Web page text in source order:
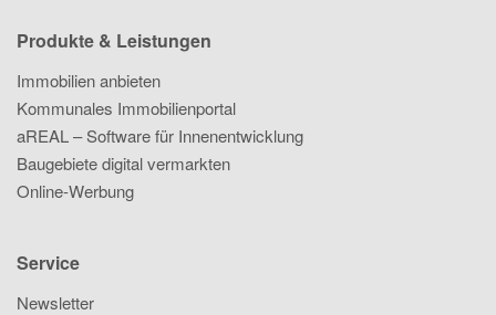
Produkte & Leistungen
Immobilien anbieten
Kommunales Immobilienportal
aREAL – Software für Innenentwicklung
Baugebiete digital vermarkten
Online-Werbung
Service
Newsletter